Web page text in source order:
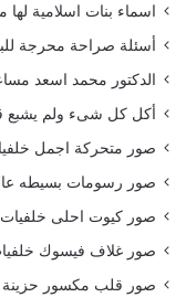
اسماء بنات اسلامية
أسئلة صراحة محرجة
الدكتور محمد اسعد
أكل كل شىء ولم يشبع
صور متحركة اجمل
صور رسومات بسيطه
صور كيوت احلى
صور غلاف فيسوك
صور قلب مكسور حزينة